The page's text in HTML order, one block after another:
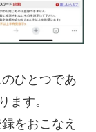
ひとつであ
ます。
をおこなえ